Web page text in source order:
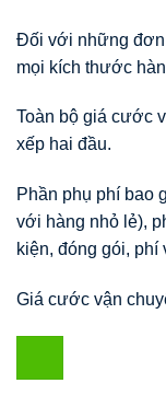
Đối với những đơn
mọi kích thước
Toàn bộ giá cước
xếp hai đầu.
Phần phụ phí bao
với hàng nhỏ lẻ),
kiện, đóng gói,
Giá cước vận